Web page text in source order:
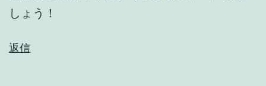
しょう！
返信